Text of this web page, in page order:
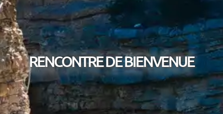
RENCONTRE DE BIENVENUE